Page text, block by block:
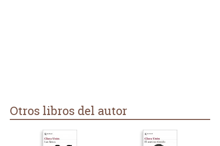
autora en el engarce de las subtramas que podrían haber
funcionado, perfectamente, como novelas independientes.
Otros libros del autor